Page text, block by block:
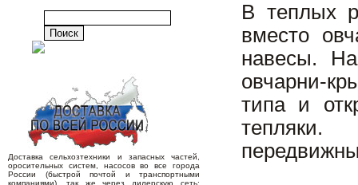
Доставка сельхозтехники и запасных частей,
оросительных систем, насосов во все города
России (быстрой почтой и транспортными
компаниями), так же через дилерскую сеть:
В теплых
вместо
навесы.
овчарни-
типа и
тепляки.